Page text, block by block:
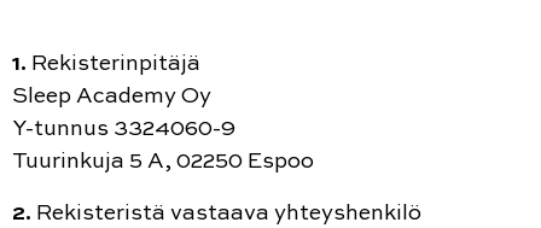
1. Rekisterinpitäjä
Sleep Academy Oy
Y-tunnus 3324060-9
Tuurinkuja 5 A, 02250 Espoo
2. Rekisteristä vastaava yhteyshenkilö